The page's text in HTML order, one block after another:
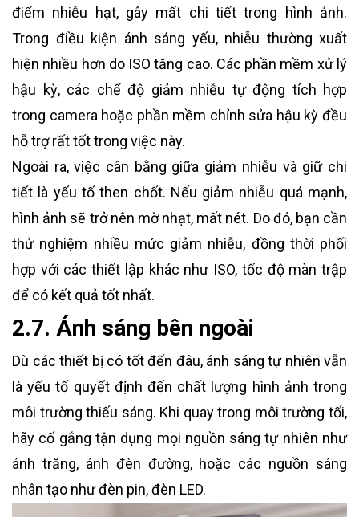
điểm nhiễu hạt, gây mất chi tiết trong hình ảnh.
Trong điều kiện ánh sáng yếu, nhiễu thường xuất
hiện nhiều hơn do ISO tăng cao. Các phần mềm xử lý
hậu kỳ, các chế độ giảm nhiễu tự động tích hợp
trong camera hoặc phần mềm chỉnh sửa hậu kỳ đều
hỗ trợ rất tốt trong việc này.
Ngoài ra, việc cân bằng giữa giảm nhiễu và giữ chi
tiết là yếu tố then chốt. Nếu giảm nhiễu quá mạnh,
hình ảnh sẽ trở nên mờ nhạt, mất nét. Do đó, bạn cần
thử nghiệm nhiều mức giảm nhiễu, đồng thời phối
hợp với các thiết lập khác như ISO, tốc độ màn trập
để có kết quả tốt nhất.
2.7. Ánh sáng bên ngoài
Dù các thiết bị có tốt đến đâu, ánh sáng tự nhiên vẫn
là yếu tố quyết định đến chất lượng hình ảnh trong
môi trường thiếu sáng. Khi quay trong môi trường tối,
hãy cố gắng tận dụng mọi nguồn sáng tự nhiên như
ánh trăng, ánh đèn đường, hoặc các nguồn sáng
nhân tạo như đèn pin, đèn LED.